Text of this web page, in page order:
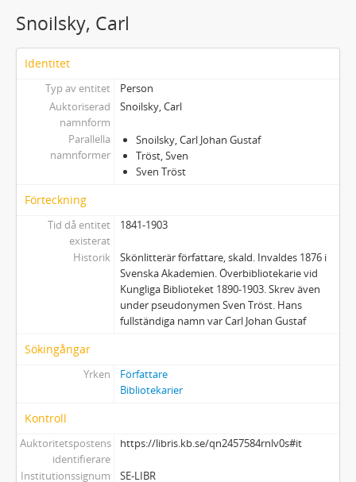
Snoilsky, Carl
Identitet
Typ av entitet
Person
Auktoriserad
namnform
Snoilsky, Carl
Parallella
namnformer
Snoilsky, Carl Johan Gustaf
Tröst, Sven
Sven Tröst
Förteckning
Tid då entitet
existerat
1841-1903
Historik
Skönlitterär författare, skald. Invaldes 1876 i
Svenska Akademien. Överbibliotekarie vid
Kungliga Biblioteket 1890-1903. Skrev även
under pseudonymen Sven Tröst. Hans
fullständiga namn var Carl Johan Gustaf
Sökingångar
Yrken
Författare
Bibliotekarier
Kontroll
Auktoritetspostens
identifierare
https://libris.kb.se/qn2457584rnlv0s#it
Institutionssignum SE-LIBR